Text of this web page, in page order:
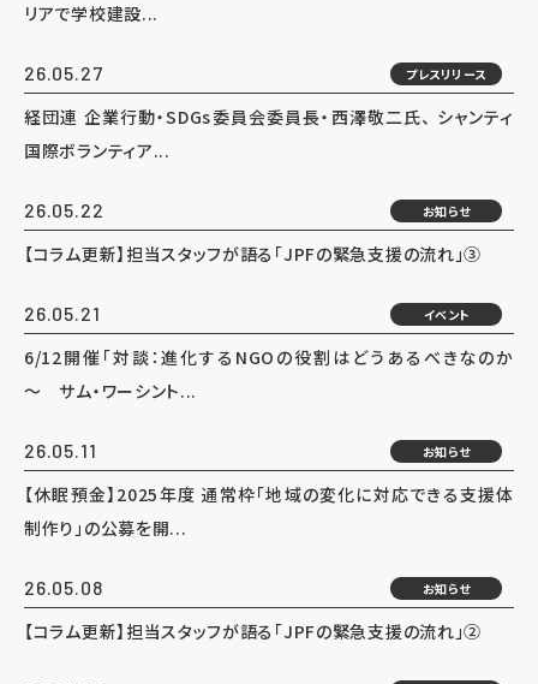
リアで学校建設...
26.05.27 プレスリリース
経団連 企業行動・SDGs委員会委員長・西澤敬二氏、 シャンティ
国際ボランティア...
26.05.22 お知らせ
【コラム更新】担当スタッフが語る「JPFの緊急支援の流れ」③
26.05.21 イベント
6/12開催「対談：進化するNGOの役割はどうあるべきなのか
～ サム・ワーシント...
26.05.11 お知らせ
【休眠預金】2025年度 通常枠「地域の変化に対応できる支援体
制作り」の公募を開...
26.05.08 お知らせ
【コラム更新】担当スタッフが語る「JPFの緊急支援の流れ」②